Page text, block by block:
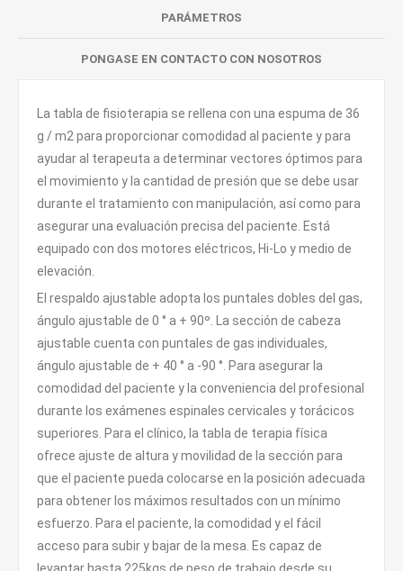
PARÁMETROS
PONGASE EN CONTACTO CON NOSOTROS
La tabla de fisioterapia se rellena con una espuma de 36
g / m2 para proporcionar comodidad al paciente y para
ayudar al terapeuta a determinar vectores óptimos para
el movimiento y la cantidad de presión que se debe usar
durante el tratamiento con manipulación, así como para
asegurar una evaluación precisa del paciente. Está
equipado con dos motores eléctricos, Hi-Lo y medio de
elevación.
El respaldo ajustable adopta los puntales dobles del gas,
ángulo ajustable de 0 ° a + 90º. La sección de cabeza
ajustable cuenta con puntales de gas individuales,
ángulo ajustable de + 40 ° a -90 °. Para asegurar la
comodidad del paciente y la conveniencia del profesional
durante los exámenes espinales cervicales y torácicos
superiores. Para el clínico, la tabla de terapia física
ofrece ajuste de altura y movilidad de la sección para
que el paciente pueda colocarse en la posición adecuada
para obtener los máximos resultados con un mínimo
esfuerzo. Para el paciente, la comodidad y el fácil
acceso para subir y bajar de la mesa. Es capaz de